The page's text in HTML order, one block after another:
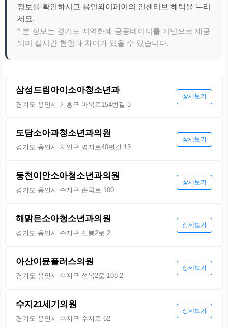
정보를 확인하시고 용인와이페이의 인센티브 혜택을 누리
세요.
* 본 정보는 경기도 지역화폐 공공데이터를 기반으로 제공
되며 실시간 현황과 차이가 있을 수 있습니다.
삼성드림아이소아청소년과
경기도 용인시 기흥구 마북로154번길 3
상세보기
도담소아과청소년과의원
경기도 용인시 처인구 명지로40번길 13
상세보기
동천이안소아청소년과의원
경기도 용인시 수지구 손곡로 100
상세보기
해맑은소아청소년과의원
경기도 용인시 수지구 신봉2로 2
상세보기
아산이뮨플러스의원
경기도 용인시 수지구 성복2로 108-2
상세보기
수지21세기의원
경기도 용인시 수지구 수지로 62
상세보기